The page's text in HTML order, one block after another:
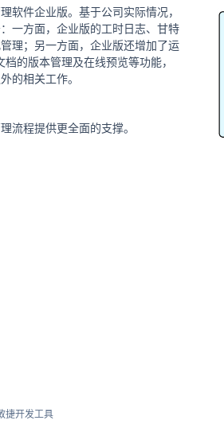
软件企业版。基于公司实际情况，
一方面，企业版的工时日志、甘特
理；另一方面，企业版还增加了运
的版本管理及在线预览等功能，
的相关工作。
流程提供更全面的支撑。
捷开发工具